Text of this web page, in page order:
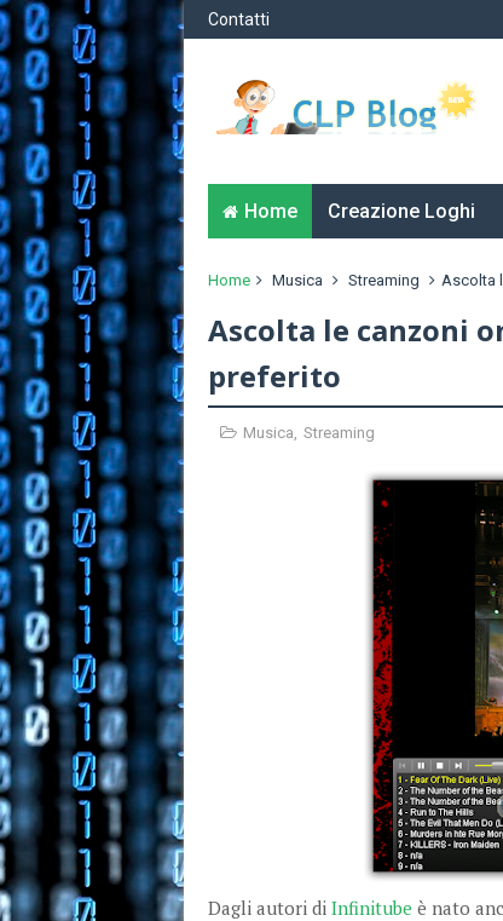
Contatti
Home Creazione Loghi
Home Musica Streaming Ascolta
Ascolta le canzoni
preferito
Musica, Streaming
Dagli autori di Infinitube è nato